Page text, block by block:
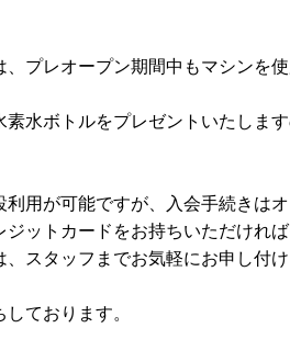
、プレオープン期間中もマシンを
素水ボトルをプレゼントいたしま
用が可能ですが、入会手続きは
ットカードをお持ちいただけれ
スタッフまでお気軽にお申し付け
ております。